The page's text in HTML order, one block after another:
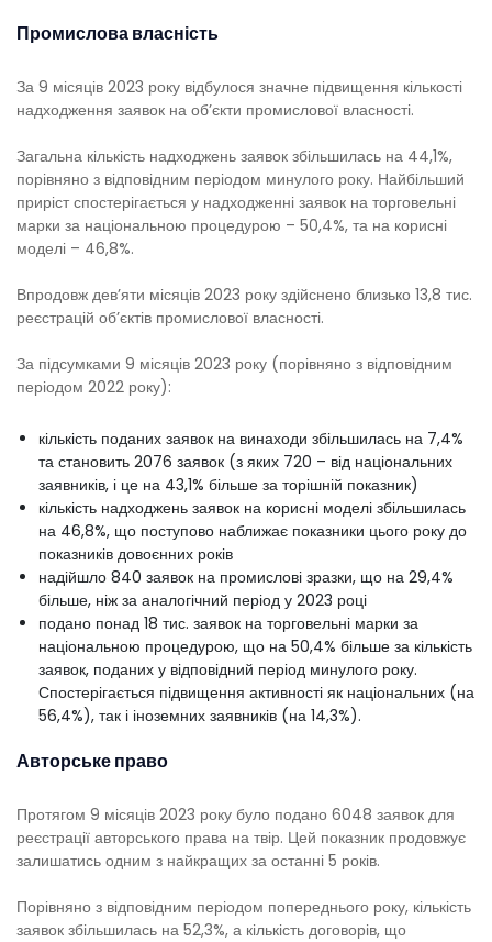
Промислова власність
За 9 місяців 2023 року відбулося значне підвищення кількості
надходження заявок на об’єкти промислової власності.
Загальна кількість надходжень заявок збільшилась на 44,1%,
порівняно з відповідним періодом минулого року. Найбільший
приріст спостерігається у надходженні заявок на торговельні
марки за національною процедурою – 50,4%, та на корисні
моделі – 46,8%.
Впродовж дев’яти місяців 2023 року здійснено близько 13,8 тис.
реєстрацій об’єктів промислової власності.
За підсумками 9 місяців 2023 року (порівняно з відповідним
періодом 2022 року):
кількість поданих заявок на винаходи збільшилась на 7,4%
та становить 2076 заявок (з яких 720 – від національних
заявників, і це на 43,1% більше за торішній показник)
кількість надходжень заявок на корисні моделі збільшилась
на 46,8%, що поступово наближає показники цього року до
показників довоєнних років
надійшло 840 заявок на промислові зразки, що на 29,4%
більше, ніж за аналогічний період у 2023 році
подано понад 18 тис. заявок на торговельні марки за
національною процедурою, що на 50,4% більше за кількість
заявок, поданих у відповідний період минулого року.
Спостерігається підвищення активності як національних (на
56,4%), так і іноземних заявників (на 14,3%).
Авторське право
Протягом 9 місяців 2023 року було подано 6048 заявок для
реєстрації авторського права на твір. Цей показник продовжує
залишатись одним з найкращих за останні 5 років.
Порівняно з відповідним періодом попереднього року, кількість
заявок збільшилась на 52,3%, а кількість договорів, що